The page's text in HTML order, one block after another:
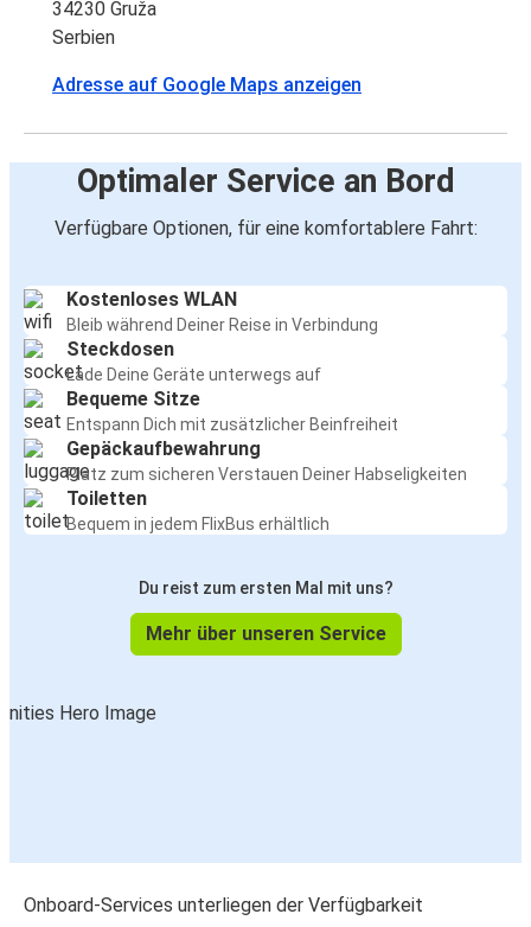
34230 Gruža
Serbien
Adresse auf Google Maps anzeigen
Optimaler Service an Bord
Verfügbare Optionen, für eine komfortablere Fahrt:
Kostenloses WLAN
Bleib während Deiner Reise in Verbindung
Steckdosen
Lade Deine Geräte unterwegs auf
Bequeme Sitze
Entspann Dich mit zusätzlicher Beinfreiheit
Gepäckaufbewahrung
Platz zum sicheren Verstauen Deiner Habseligkeiten
Toiletten
Bequem in jedem FlixBus erhältlich
Du reist zum ersten Mal mit uns?
Mehr über unseren Service
Onboard-Services unterliegen der Verfügbarkeit